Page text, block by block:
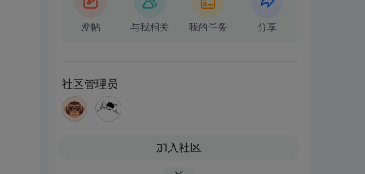
发帖 与我相关 我的任务 分享
社区管理员
加入社区